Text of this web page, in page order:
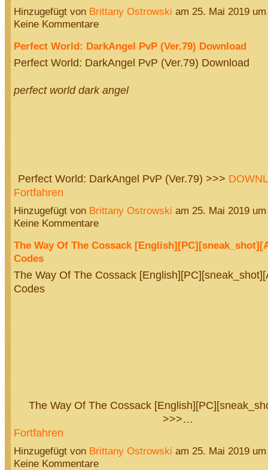
Hinzugefügt von Brittany Ostrowski am 25. Mai 2019
Keine Kommentare
Perfect World: DarkAngel PvP (Ver.79) Download
Perfect World: DarkAngel PvP (Ver.79) Download
perfect world dark angel
Perfect World: DarkAngel PvP (Ver.79) >>>
Fortfahren
Hinzugefügt von Brittany Ostrowski am 25. Mai 2019
Keine Kommentare
The Way Of The Cossack
Codes
The Way Of The Cossack
Codes
The Way Of The Cossack
>>>…
Fortfahren
Hinzugefügt von Brittany Ostrowski am 25. Mai 2019
Keine Kommentare